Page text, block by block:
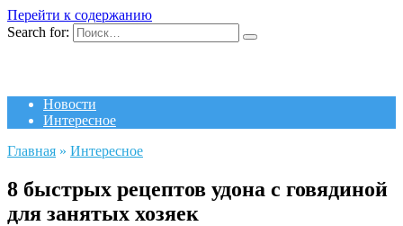
Перейти к содержанию
Search for:
Новости
Интересное
Главная » Интересное
8 быстрых рецептов удона с говядиной
для занятых хозяек